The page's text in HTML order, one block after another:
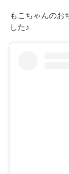
もこちゃんのお
した♪